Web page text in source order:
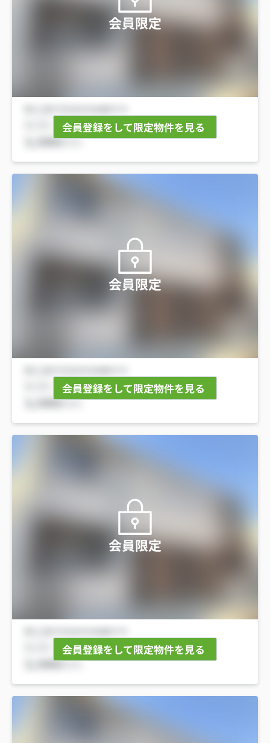
会員限定
会員登録をして限定物件を見る
会員限定
会員登録をして限定物件を見る
会員限定
会員登録をして限定物件を見る